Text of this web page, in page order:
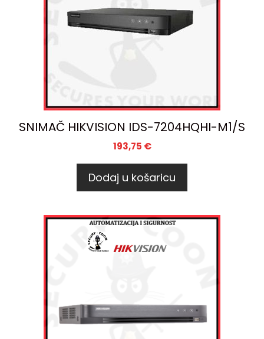
SNIMAČ HIKVISION IDS-7204HQHI-M1/S
193,75 €
Dodaj u košaricu